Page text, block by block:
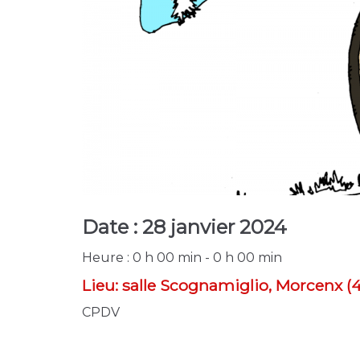
Date : 28 janvier 2024
Heure : 0 h 00 min - 0 h 00 min
Lieu: salle Scognamiglio, Morcenx
CPDV